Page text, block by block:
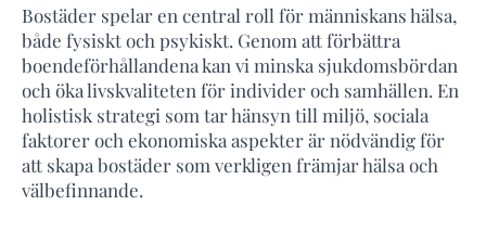
Bostäder spelar en central roll för människans hälsa,
både fysiskt och psykiskt. Genom att förbättra
boendeförhållandena kan vi minska sjukdomsbördan
och öka livskvaliteten för individer och samhällen. En
holistisk strategi som tar hänsyn till miljö, sociala
faktorer och ekonomiska aspekter är nödvändig för
att skapa bostäder som verkligen främjar hälsa och
välbefinnande.